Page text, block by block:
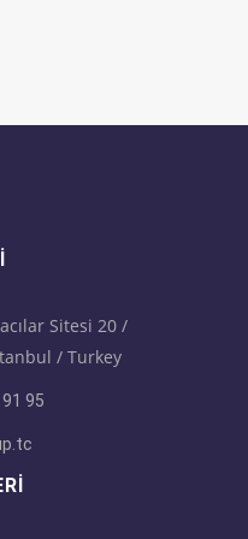
Sitesi 20 /
/ Turkey
95